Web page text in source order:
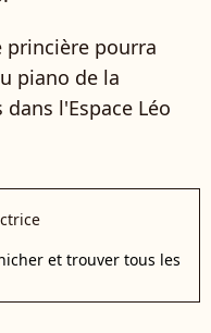
princière pourra
piano de la
l'Espace Léo
et trouver tous les